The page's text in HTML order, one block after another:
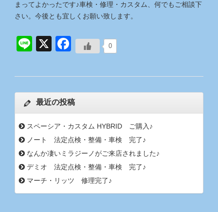
まってよかったです♪車検・修理・カスタム、何でもご相談下
さい。今後とも宜しくお願い致します。
0
Line
X Facebook
最近の投稿
スペーシア・カスタム HYBRID ご購入♪
ノート 法定点検・整備・車検 完了♪
なんか凄いミラジーノがご来店されました♪
デミオ 法定点検・整備・車検 完了♪
マーチ・リッツ 修理完了♪